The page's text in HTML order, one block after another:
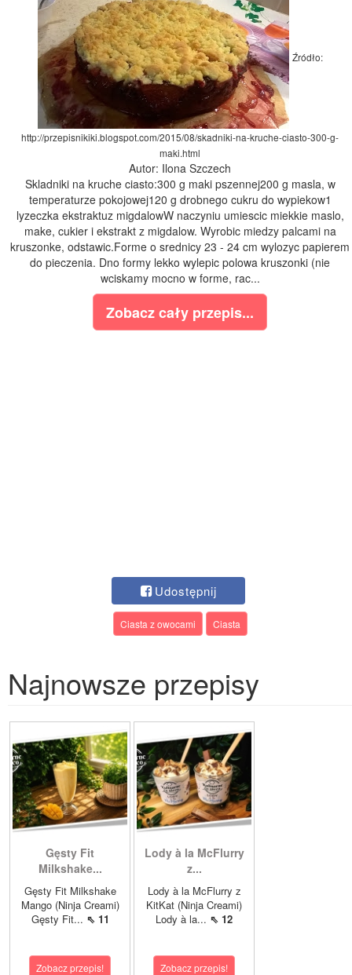
Źródło:
http://przepisnikiki.blogspot.com/2015/08/skadniki-na-kruche-ciasto-300-g-
maki.html
Autor: Ilona Szczech
Skladniki na kruche ciasto:300 g maki pszennej200 g masla, w
temperaturze pokojowej120 g drobnego cukru do wypiekow1
lyzeczka ekstraktuz migdalowW naczyniu umiescic miekkie maslo,
make, cukier i ekstrakt z migdalow. Wyrobic miedzy palcami na
kruszonke, odstawic.Forme o srednicy 23 - 24 cm wylozyc papierem
do pieczenia. Dno formy lekko wylepic polowa kruszonki (nie
wciskamy mocno w forme, rac...
Zobacz cały przepis...
Udostępnij
Ciasta z owocami Ciasta
Najnowsze przepisy
Gęsty Fit
Milkshake...
Gęsty Fit Milkshake
Mango (Ninja Creami)
Gęsty Fit... ⇖ 11
Zobacz przepis!
Lody à la McFlurry
z...
Lody à la McFlurry z
KitKat (Ninja Creami)
Lody à la... ⇖ 12
Zobacz przepis!